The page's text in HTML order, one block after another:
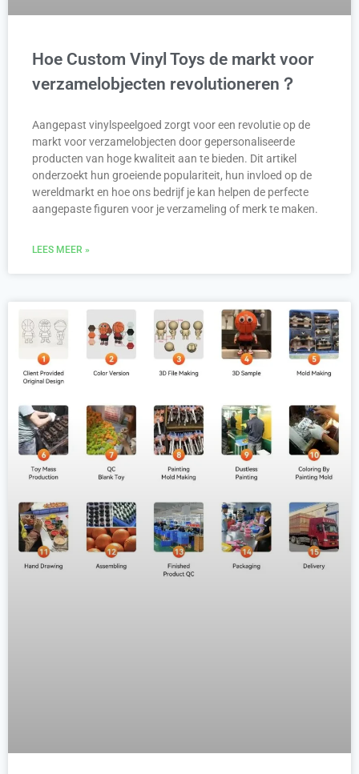
Hoe Custom Vinyl Toys de markt voor
verzamelobjecten revolutioneren？
Aangepast vinylspeelgoed zorgt voor een revolutie op de
markt voor verzamelobjecten door gepersonaliseerde
producten van hoge kwaliteit aan te bieden. Dit artikel
onderzoekt hun groeiende populariteit, hun invloed op de
wereldmarkt en hoe ons bedrijf je kan helpen de perfecte
aangepaste figuren voor je verzameling of merk te maken.
LEES MEER »